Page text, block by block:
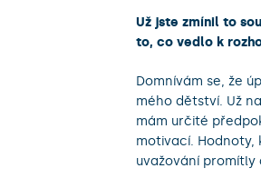
Už jste zmínil to
to, co vedlo k
Domnívám se, že
mého dětství. Už
mám určité
motivací.
uvažování promítly